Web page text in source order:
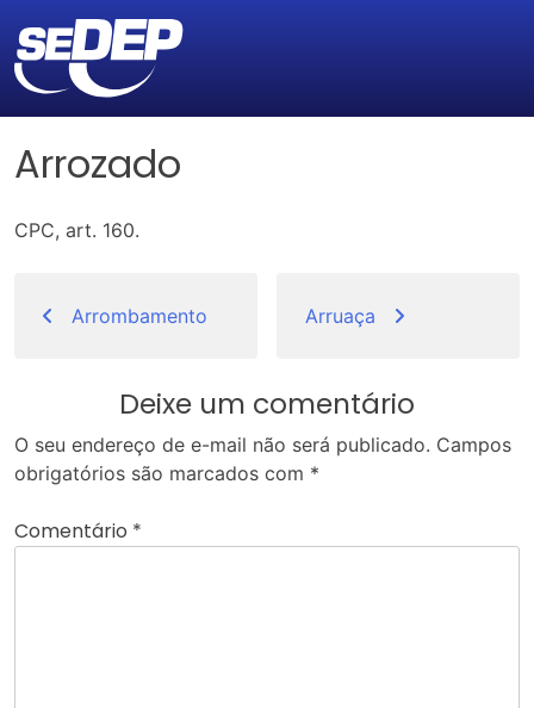
Arrozado
CPC, art. 160.
de
Arrombamento Arruaça
Deixe um comentário
O seu endereço de e-mail não será publicado. Campos
obrigatórios são marcados com *
Comentário *